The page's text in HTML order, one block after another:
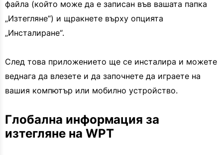
файла (който може да е записан във вашата папка
„Изтегляне“) и щракнете върху опцията
„Инсталиране“.
След това приложението ще се инсталира и можете
веднага да влезете и да започнете да играете на
вашия компютър или мобилно устройство.
Глобална информация за
изтегляне на WPT